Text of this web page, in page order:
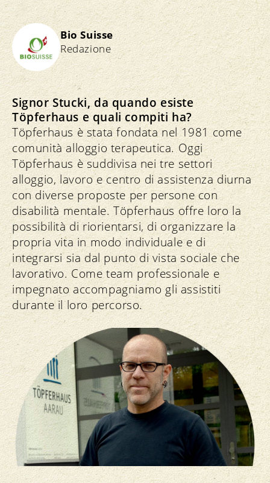
Bio Suisse
Redazione
Signor Stucki, da quando esiste
Töpferhaus e quali compiti ha?
Töpferhaus è stata fondata nel 1981 come
comunità alloggio terapeutica. Oggi
Töpferhaus è suddivisa nei tre settori
alloggio, lavoro e centro di assistenza diurna
con diverse proposte per persone con
disabilità mentale. Töpferhaus offre loro la
possibilità di riorientarsi, di organizzare la
propria vita in modo individuale e di
integrarsi sia dal punto di vista sociale che
lavorativo. Come team professionale e
impegnato accompagniamo gli assistiti
durante il loro percorso.